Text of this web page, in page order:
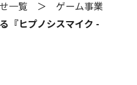
一覧 ＞ ゲーム事業
『ヒプノシスマイク -